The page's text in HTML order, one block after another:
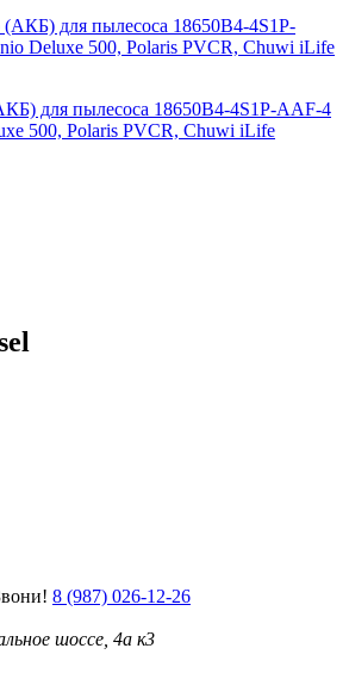
для пылесоса 18650B4-4S1P-AAF-4
500, Polaris PVCR, Chuwi iLife
8 (987) 026-12-26
шоссе, 4а к3